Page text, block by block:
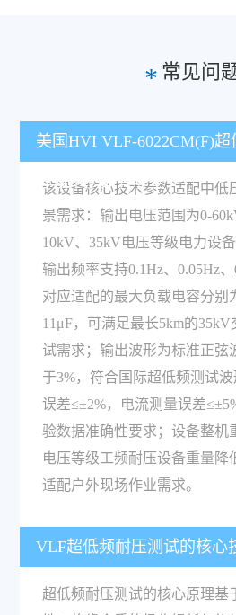
* 常见问
美国HVI VLF-6022CM(F)
心技术参数有哪些？
该设备核心技术参数适配中低
景需求：输出电压范围为0-
10kV、35kV电压等级电力设
输出频率支持0.1Hz、0.05Hz、
对应适配的最大负载电容分别
11μF，可满足最长5km的35kV
试需求；输出波形为标准正弦
于3%，符合国际超低频测试
误差≤±2%，电流测量误差
验数据准确性要求；设备整机
电压等级工频耐压设备重量降
适配户外现场作业需求。
VLF超低频耐压测试的核心
超低频耐压测试的核心原理基